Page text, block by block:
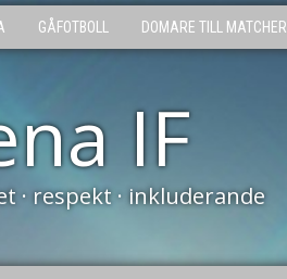
GÅFOTBOLL DOMARE TILL MATCHER.
IF
· respekt · inkluderande